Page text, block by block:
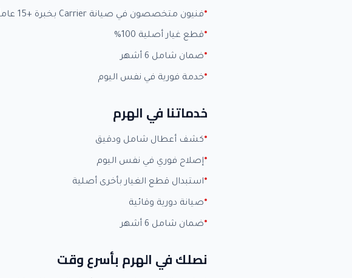
فنيون متخصصون في صيانة Carrier بخبرة +15 عاماً
قطع غيار أصلية 100%
ضمان شامل 6 أشهر
خدمة فورية في نفس اليوم
خدماتنا في الهرم
كشف أعطال شامل ودقيق
إصلاح فوري في نفس اليوم
استبدال قطع الغيار بأخرى أصلية
صيانة دورية وقائية
ضمان شامل 6 أشهر
نصلك في الهرم بأسرع وقت